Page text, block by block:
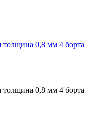
0,8 мм 4 борта
0,8 мм 4 борта